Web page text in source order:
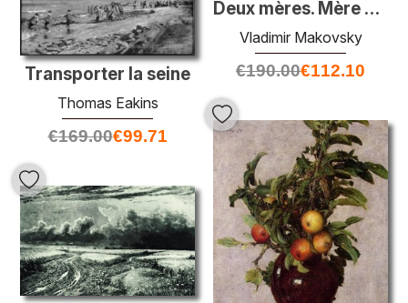
Deux mères. Mère native et belle-mère.
Vladimir Makovsky
€190.00€112.10
Transporter la seine
Thomas Eakins
€169.00€99.71